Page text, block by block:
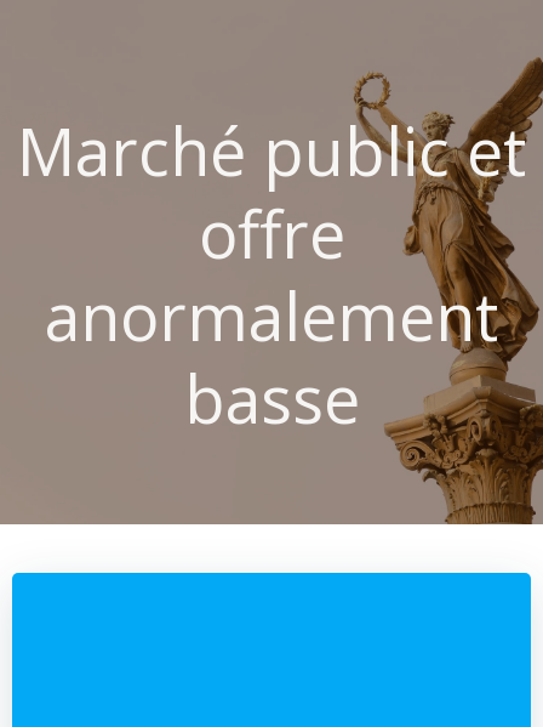
Marché public et
offre
anormalement
basse